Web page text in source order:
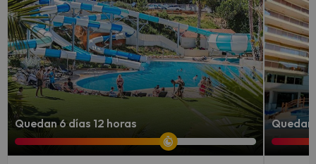
Quedan 6 días 12 horas Quedan